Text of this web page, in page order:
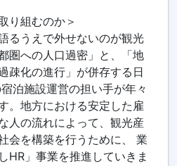
り組むのか＞
るうえで外せないのが観光
圏への人口過密」と、「地
疎化の進行」が併存する日
泊施設運営の担い手が年々
。地方における安定した雇
人の流れによって、観光産
会を構築を行うために、 業
HR」事業を推進していきま